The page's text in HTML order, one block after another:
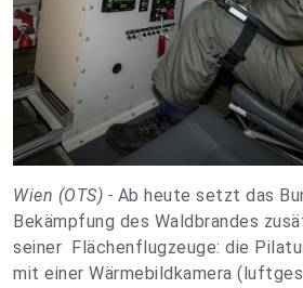
Wien (OTS) - Ab heute setzt das
Bekämpfung des Waldbrandes
seiner Flächenflugzeuge: die
mit einer Wärmebildkamera